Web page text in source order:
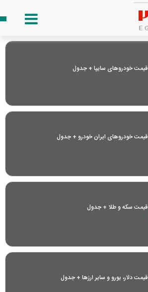
قیمت خودرو‌های سایپا + جدول
قیمت خودرو‌های ایران خودرو + جدول
قیمت سکه و طلا + جدول
قیمت دلار، یورو و سایر ارز‌ها + جدول